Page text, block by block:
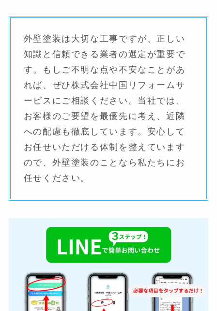
外壁塗装は大切な工事ですが、正しい
知識と信頼できる業者の選定が重要で
す。もしご不明な点や不安なことがあ
れば、ぜひ株式会社中国リフォームサ
ービスにご相談ください。当社では、
お客様のご要望を最優先に考え、近隣
への配慮も徹底しています。安心して
お任せいただける体制を整えています
ので、外壁塗装のことなら私たちにお
任せください。